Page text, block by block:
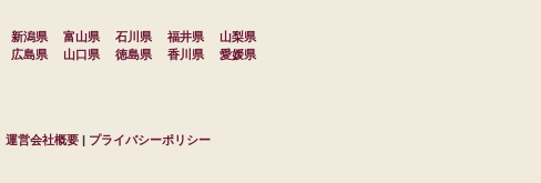
新潟県 富山県 石川県 福井県
山梨県
広島県 山口県 徳島県 香川県
愛媛県
運営会社概要 | プライバシーポリシー